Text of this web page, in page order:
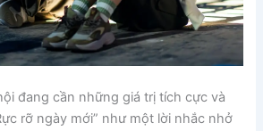
đang cần những giá trị tích cực và
rỡ ngày mới” như một lời nhắc nhở